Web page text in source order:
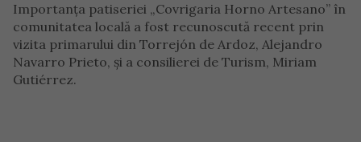
Importanța patiseriei „Covrigaria Horno Artesano” în
comunitatea locală a fost recunoscută recent prin
vizita primarului din Torrejón de Ardoz, Alejandro
Navarro Prieto, și a consilierei de Turism, Miriam
Gutiérrez.